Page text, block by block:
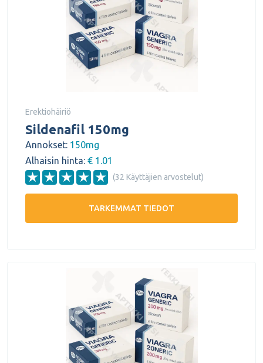
Erektiohäiriö
Sildenafil 150mg
Annokset: 150mg
Alhaisin hinta: € 1.01
(32 Käyttäjien arvostelut)
TARKEMMAT TIEDOT